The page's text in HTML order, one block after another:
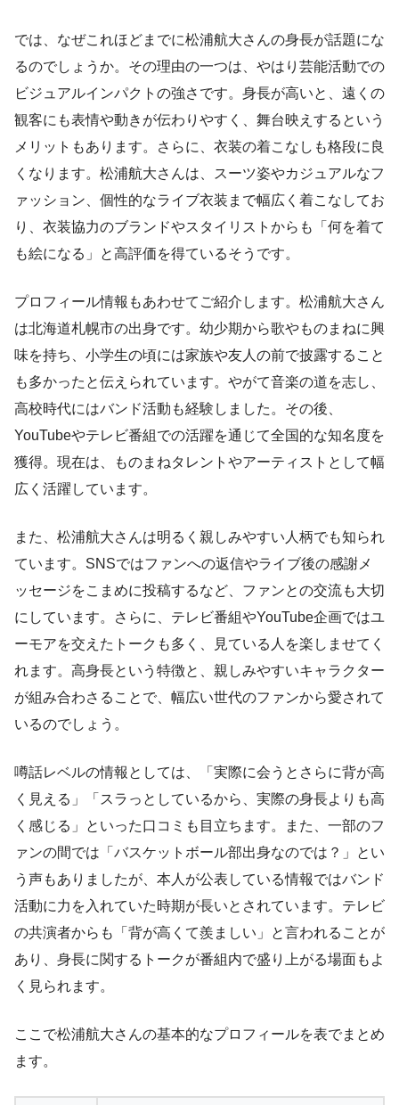
では、なぜこれほどまでに松浦航大さんの身長が話題にな
るのでしょうか。その理由の一つは、やはり芸能活動での
ビジュアルインパクトの強さです。身長が高いと、遠くの
観客にも表情や動きが伝わりやすく、舞台映えするという
メリットもあります。さらに、衣装の着こなしも格段に良
くなります。松浦航大さんは、スーツ姿やカジュアルなフ
ァッション、個性的なライブ衣装まで幅広く着こなしてお
り、衣装協力のブランドやスタイリストからも「何を着て
も絵になる」と高評価を得ているそうです。
プロフィール情報もあわせてご紹介します。松浦航大さん
は北海道札幌市の出身です。幼少期から歌やものまねに興
味を持ち、小学生の頃には家族や友人の前で披露すること
も多かったと伝えられています。やがて音楽の道を志し、
高校時代にはバンド活動も経験しました。その後、
YouTubeやテレビ番組での活躍を通じて全国的な知名度を
獲得。現在は、ものまねタレントやアーティストとして幅
広く活躍しています。
また、松浦航大さんは明るく親しみやすい人柄でも知られ
ています。SNSではファンへの返信やライブ後の感謝メ
ッセージをこまめに投稿するなど、ファンとの交流も大切
にしています。さらに、テレビ番組やYouTube企画ではユ
ーモアを交えたトークも多く、見ている人を楽しませてく
れます。高身長という特徴と、親しみやすいキャラクター
が組み合わさることで、幅広い世代のファンから愛されて
いるのでしょう。
噂話レベルの情報としては、「実際に会うとさらに背が高
く見える」「スラっとしているから、実際の身長よりも高
く感じる」といった口コミも目立ちます。また、一部のフ
ァンの間では「バスケットボール部出身なのでは？」とい
う声もありましたが、本人が公表している情報ではバンド
活動に力を入れていた時期が長いとされています。テレビ
の共演者からも「背が高くて羨ましい」と言われることが
あり、身長に関するトークが番組内で盛り上がる場面もよ
く見られます。
ここで松浦航大さんの基本的なプロフィールを表でまとめ
ます。